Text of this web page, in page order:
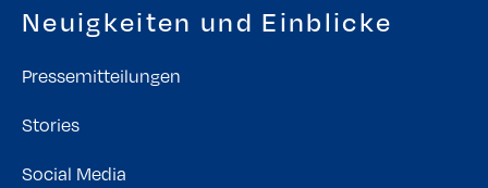
Neuigkeiten und Einblicke
Pressemitteilungen
Stories
Social Media